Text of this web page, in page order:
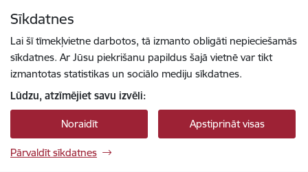
Sīkdatnes
Lai šī tīmekļvietne darbotos, tā izmanto obligāti nepieciešamās
sīkdatnes. Ar Jūsu piekrišanu papildus šajā vietnē var tikt
izmantotas statistikas un sociālo mediju sīkdatnes.
Lūdzu, atzīmējiet savu izvēli:
Noraidīt Apstiprināt visas
Pārvaldīt sīkdatnes